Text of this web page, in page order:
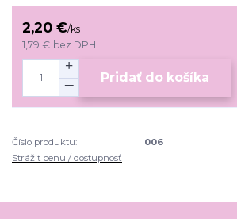
2,20 €/ks
1,79 € bez DPH
Pridať do košíka
Číslo produktu:
006
Strážiť cenu / dostupnosť